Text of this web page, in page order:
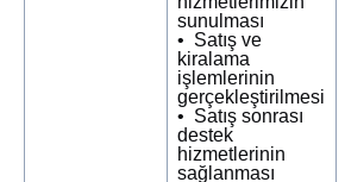
sunulması
• Satış ve
kiralama
işlemlerinin
gerçekleştirilmesi
• Satış sonrası
destek
hizmetlerinin
sağlanması